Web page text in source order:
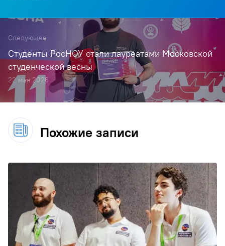
Следующее
Студенты РосНОУ стали лауреатами Московской
студенческой весны
22 мая 2026
Похожие записи